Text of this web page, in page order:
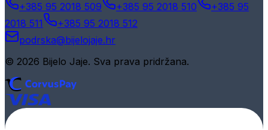
+385 95 2018 509 +385 95 2018 510
+385 95
2018 511
+385 95 2018 512
podrska@bijelojaje.hr
© 2026 Bijelo Jaje. Sva prava pridržana.